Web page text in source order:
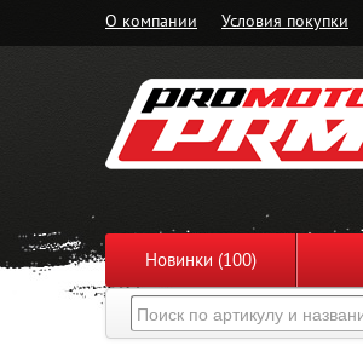
О компании Условия покупки
Новинки (100)